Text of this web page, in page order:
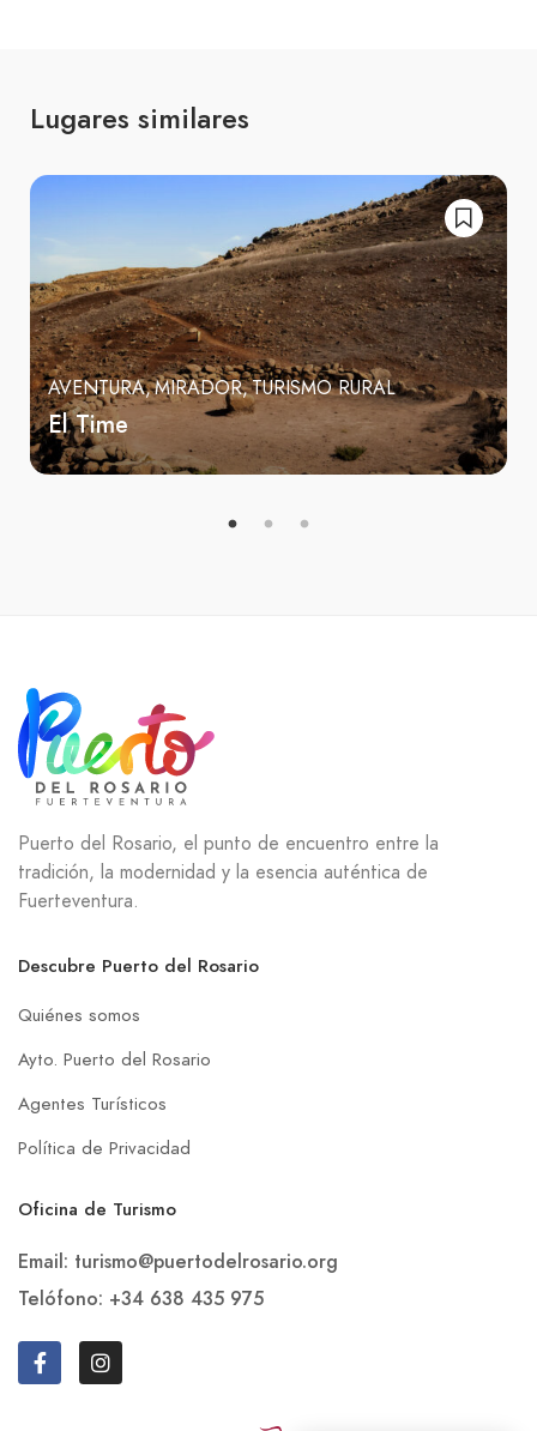
Lugares similares
AVENTURA MIRADOR TURISMO RURAL
El Time
Puerto del Rosario, el punto de encuentro entre la
tradición, la modernidad y la esencia auténtica de
Fuerteventura.
Descubre Puerto del Rosario
Quiénes somos
Ayto. Puerto del Rosario
Agentes Turísticos
Política de Privacidad
Oficina de Turismo
Email: turismo@puertodelrosario.org
Telófono: +34 638 435 975